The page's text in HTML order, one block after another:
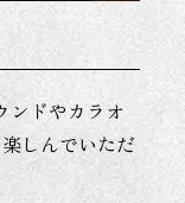
ドやカラオ
しんでいただ